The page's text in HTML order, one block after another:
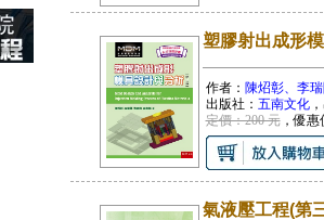
塑膠射出成形
作者： 陳炤彰、李
出版社： 五南文化
定價：200 元，優惠
氣液壓工程(第